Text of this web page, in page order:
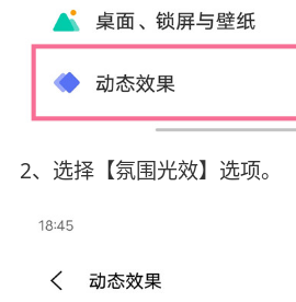
2、选择【氛围光效】选项。